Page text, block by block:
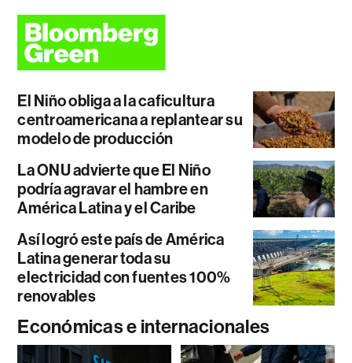
El Niño obliga a la caficultura
centroamericana a replantear su
modelo de producción
La ONU advierte que El Niño
podría agravar el hambre en
América Latina y el Caribe
Así logró este país de América
Latina generar toda su
electricidad con fuentes 100%
renovables
Económicas e internacionales